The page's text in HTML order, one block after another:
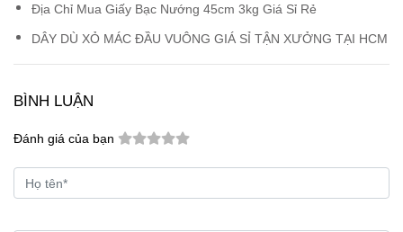
Địa Chỉ Mua Giấy Bạc Nướng 45cm 3kg Giá Sỉ Rẻ
DÂY DÙ XỎ MÁC ĐẦU VUÔNG GIÁ SỈ TẬN XƯỞNG TẠI HCM
BÌNH LUẬN
Đánh giá của bạn